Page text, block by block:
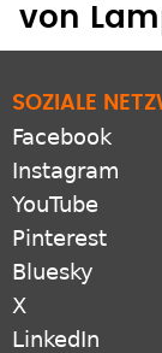
von
SOZIALE
Facebook
Instagram
YouTube
Pinterest
Bluesky
X
LinkedIn